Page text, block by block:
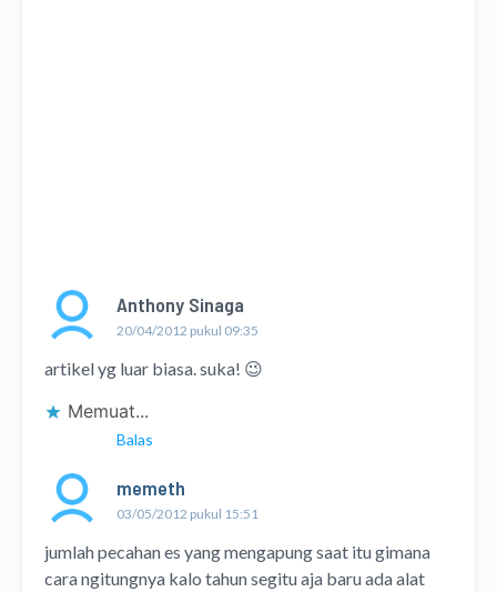
Anthony Sinaga
20/04/2012 pukul 09:35
artikel yg luar biasa. suka! 😉
Memuat...
Balas
memeth
03/05/2012 pukul 15:51
jumlah pecahan es yang mengapung saat itu gimana
cara ngitungnya kalo tahun segitu aja baru ada alat